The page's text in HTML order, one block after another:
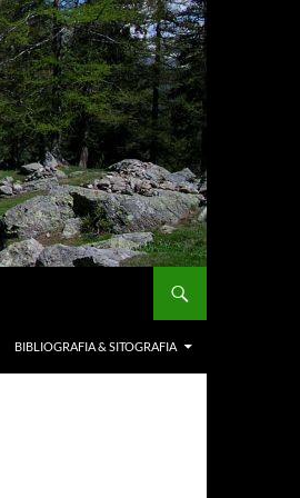
BIBLIOGRAFIA & SITOGRAFIA